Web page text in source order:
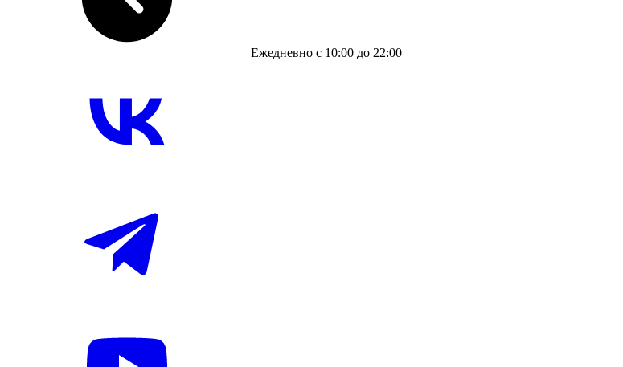
Ежедневно с 10:00 до 22:00